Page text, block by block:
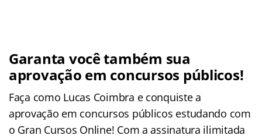
Garanta você também sua
aprovação em concursos públicos!
Faça como Lucas Coimbra e conquiste a
aprovação em concursos públicos estudando com
o Gran Cursos Online! Com a assinatura ilimitada